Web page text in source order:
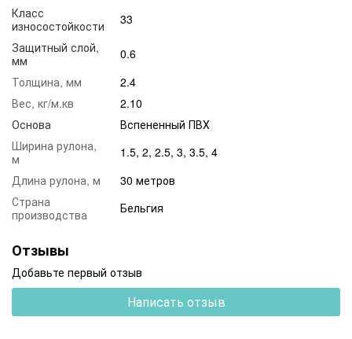
Класс
износостойкости
33
Защитный слой,
мм
0.6
Толщина, мм
2.4
Вес, кг/м.кв
2.10
Основа
Вспененный ПВХ
Ширина рулона,
м
1.5, 2, 2.5, 3, 3.5, 4
Длина рулона, м
30 метров
Страна
производства
Бельгия
Отзывы
Добавьте первый отзыв
Написать отзыв